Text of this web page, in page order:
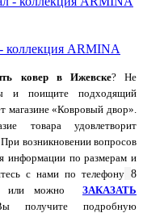
коллекция ARMINA
ковер в Ижевске? Не
и поищите подходящий
магазине «Ковровый двор».
товара удовлетворит
возникновении вопросов
информации по размерам и
с нами по телефону 8
или можноЗАКАЗАТЬ
получите подробную